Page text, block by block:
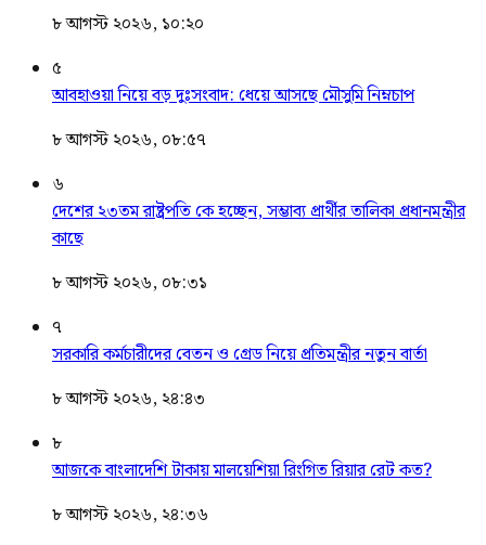
৮ আগস্ট ২০২৬, ১০:২০
৫
আবহাওয়া নিয়ে বড় দুঃসংবাদ: ধেয়ে আসছে মৌসুমি নিম্নচাপ
৮ আগস্ট ২০২৬, ০৮:৫৭
৬
দেশের ২৩তম রাষ্ট্রপতি কে হচ্ছেন, সম্ভাব্য প্রার্থীর তালিকা প্রধানমন্ত্রীর
কাছে
৮ আগস্ট ২০২৬, ০৮:৩১
৭
সরকারি কর্মচারীদের বেতন ও গ্রেড নিয়ে প্রতিমন্ত্রীর নতুন বার্তা
৮ আগস্ট ২০২৬, ২৪:৪৩
৮
আজকে বাংলাদেশি টাকায় মালয়েশিয়া রিংগিত রিয়ার রেট কত?
৮ আগস্ট ২০২৬, ২৪:৩৬